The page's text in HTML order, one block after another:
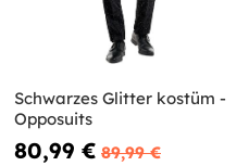
Schwarzes Glitter kostüm -
Opposuits
80,99 € 89,99 €